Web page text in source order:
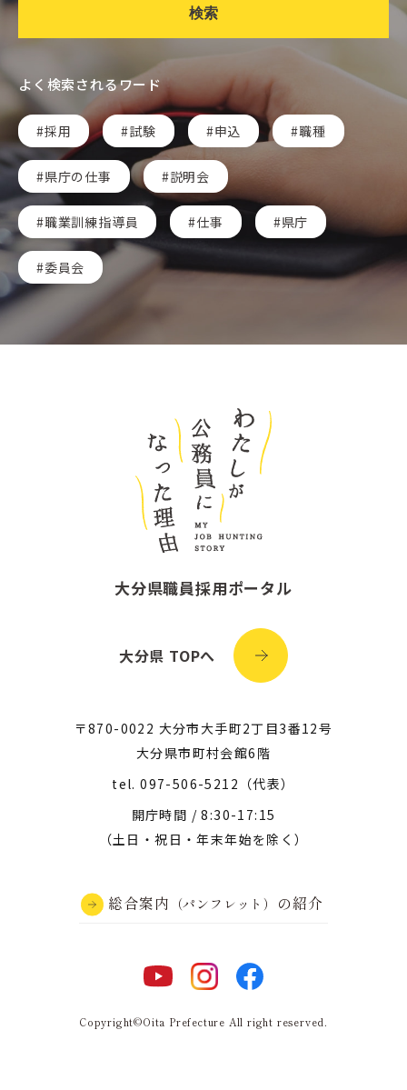
検索
よく検索されるワード
採用 試験 申込 職種
県庁の仕事 説明会
職業訓練指導員 仕事 県庁
委員会
大分県職員採用ポータル
大分県 TOPへ
〒870-0022 大分市大手町2丁目3番12号
大分県市町村会館6階
tel.097-506-5212 （代表）
開庁時間 / 8:30-17:15
（土日・祝日・年末年始を除く）
総合案内 （パンフレット） の紹介
Copyright©Oita Prefecture All right reserved.